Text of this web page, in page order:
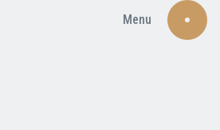
Menu